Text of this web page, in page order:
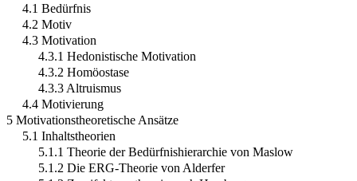
4.1 Bedürfnis
4.2 Motiv
4.3 Motivation
4.3.1 Hedonistische Motivation
4.3.2 Homöostase
4.3.3 Altruismus
4.4 Motivierung
5 Motivationstheoretische Ansätze
5.1 Inhaltstheorien
5.1.1 Theorie der Bedürfnishierarchie von Maslow
5.1.2 Die ERG-Theorie von Alderfer